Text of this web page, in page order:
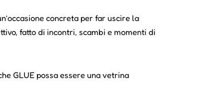
concreta per far uscire la
fatto di incontri, scambi e momenti di
GLUE possa essere una vetrina